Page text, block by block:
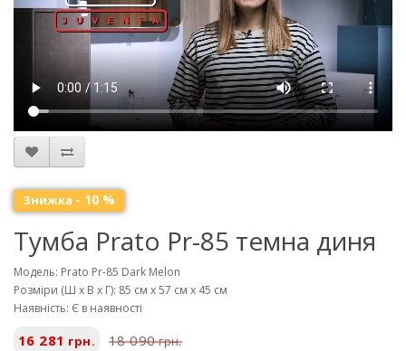
Знижка - 10 %
Тумба Prato Pr-85 темна диня
Модель: Prato Pr-85 Dark Melon
Розміри (Ш х В х Г): 85 см x 57 см x 45 см
Наявність: Є в наявності
16 281 грн. 18 090грн.